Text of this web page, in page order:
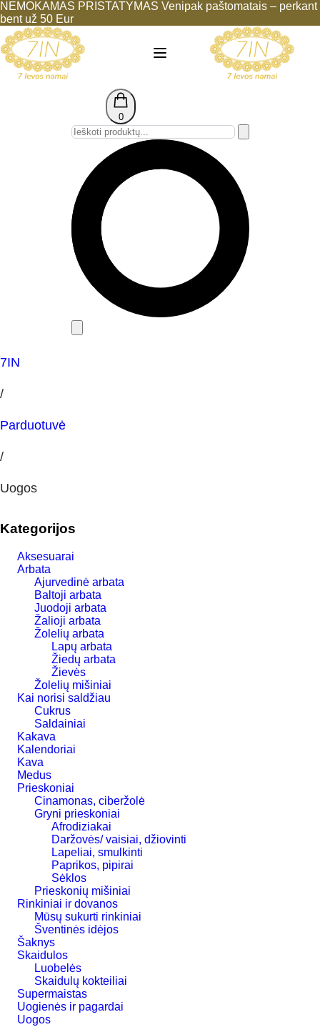
NEMOKAMAS PRISTATYMAS Venipak paštomatais – perkant
bent už 50 Eur
0
7IN
/
Parduotuvė
/
Uogos
Kategorijos
Aksesuarai
Arbata
Ajurvedinė arbata
Baltoji arbata
Juodoji arbata
Žalioji arbata
Žolelių arbata
Lapų arbata
Žiedų arbata
Žievės
Žolelių mišiniai
Kai norisi saldžiau
Cukrus
Saldainiai
Kakava
Kalendoriai
Kava
Medus
Prieskoniai
Cinamonas, ciberžolė
Gryni prieskoniai
Afrodiziakai
Daržovės/ vaisiai, džiovinti
Lapeliai, smulkinti
Paprikos, pipirai
Sėklos
Prieskonių mišiniai
Rinkiniai ir dovanos
Mūsų sukurti rinkiniai
Šventinės idėjos
Šaknys
Skaidulos
Luobelės
Skaidulų kokteiliai
Supermaistas
Uogienės ir pagardai
Uogos